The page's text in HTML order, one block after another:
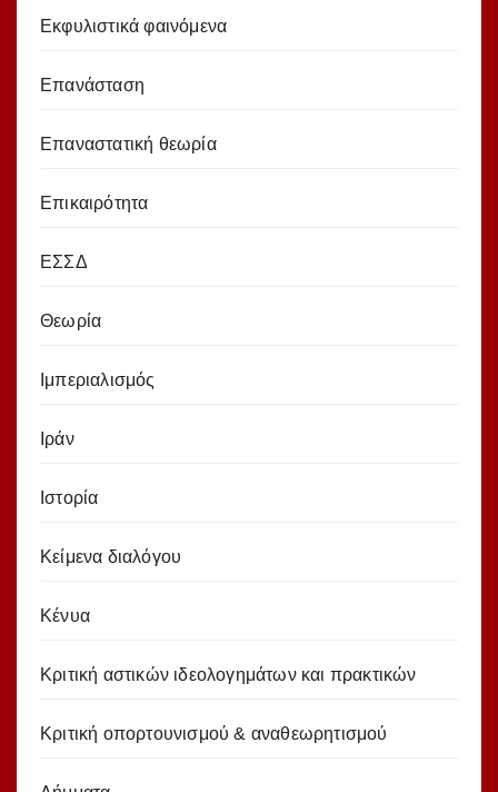
Εκφυλιστικά φαινόμενα
Επανάσταση
Επαναστατική θεωρία
Επικαιρότητα
ΕΣΣΔ
Θεωρία
Ιμπεριαλισμός
Ιράν
Ιστορία
Κείμενα διαλόγου
Κένυα
Κριτική αστικών ιδεολογημάτων και πρακτικών
Κριτική οπορτουνισμού & αναθεωρητισμού